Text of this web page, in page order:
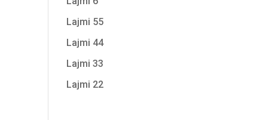
Lajmi 55
Lajmi 44
Lajmi 33
Lajmi 22